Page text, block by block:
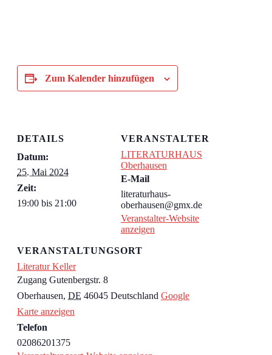
Zum Kalender hinzufügen
DETAILS
Datum:
25. Mai 2024
Zeit:
19:00 bis 21:00
VERANSTALTUNGSORT
Literatur Keller
Zugang Gutenbergstr. 8
Oberhausen, DE 46045 Deutschland Google
Karte anzeigen
Telefon
02086201375
VERANSTALTER
LITERATURHAUS
Oberhausen
E-Mail
literaturhaus-
oberhausen@gmx.de
Veranstalter-Website
anzeigen